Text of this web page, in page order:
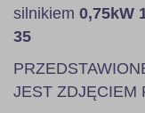
silnikiem 0,75kW
35
JEST ZDJĘCIEM